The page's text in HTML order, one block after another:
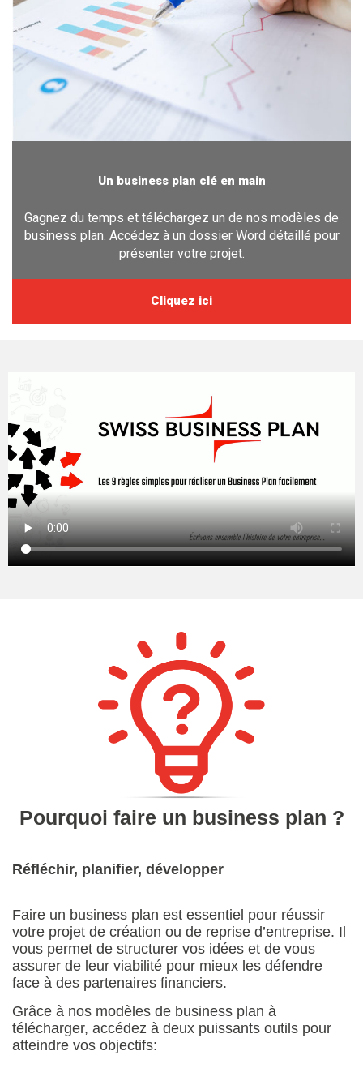
Un business plan clé en main
Gagnez du temps et téléchargez un de nos modèles de
business plan. Accédez à un dossier Word détaillé pour
présenter votre projet.
Cliquez ici
Pourquoi faire un business plan ?
Réfléchir, planifier, développer
Faire un business plan est essentiel pour réussir
votre projet de création ou de reprise d’entreprise. Il
vous permet de structurer vos idées et de vous
assurer de leur viabilité pour mieux les défendre
face à des partenaires financiers.
Grâce à nos modèles de business plan à
télécharger, accédez à deux puissants outils pour
atteindre vos objectifs: